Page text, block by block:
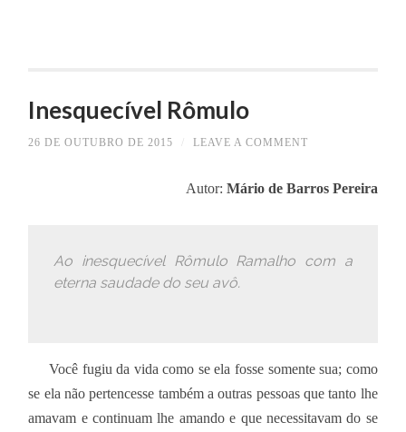
Inesquecível Rômulo
26 DE OUTUBRO DE 2015 LEAVE A COMMENT
Autor: Mário de Barros Pereira
Ao inesquecível Rômulo Ramalho com a
eterna saudade do seu avô.
Você fugiu da vida como se ela fosse somente sua; como
se ela não pertencesse também a outras pessoas que tanto lhe
amavam e continuam lhe amando e que necessitavam do se